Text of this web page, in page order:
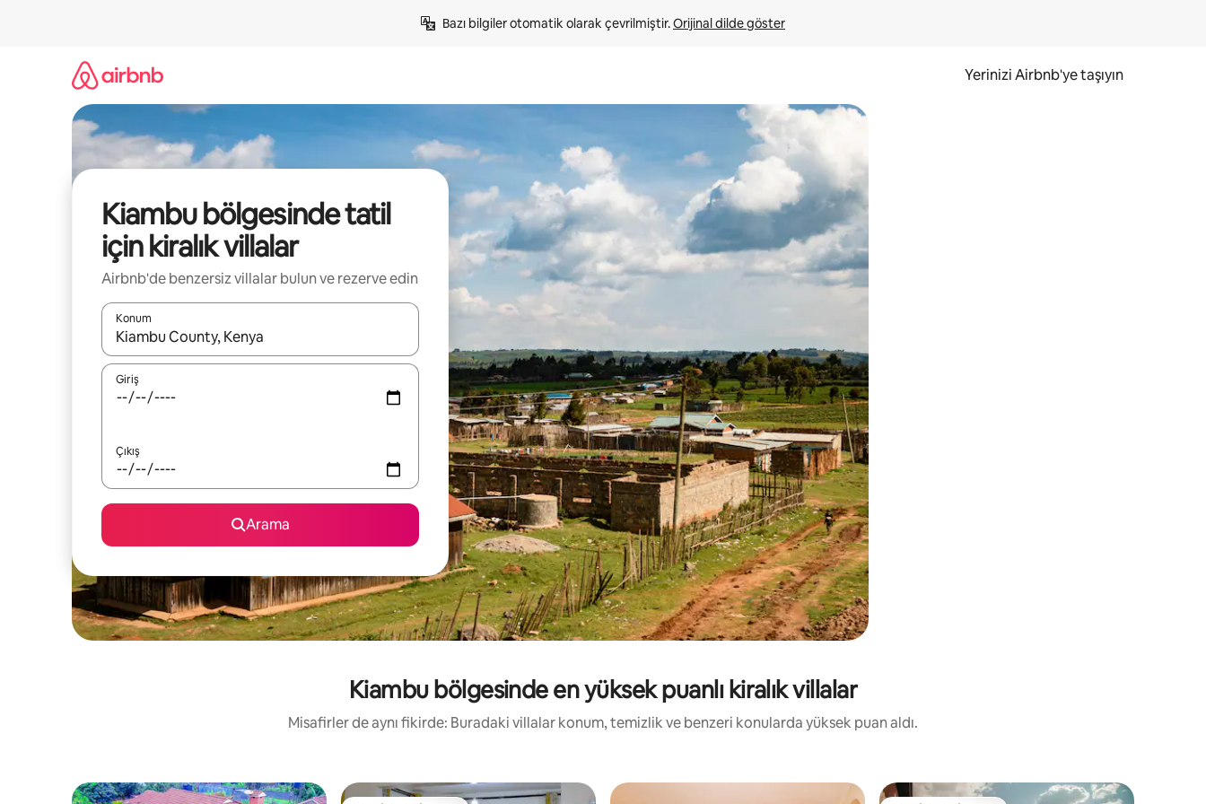
Bazı bilgiler otomatik olarak çevrilmiştir. Orijinal dilde göster
Yerinizi Airbnb'ye taşıyın
Kiambu bölgesinde tatil
için kiralık villalar
Airbnb'de benzersiz villalar bulun ve rezerve edin
Konum
Sonuçlar kullanılabilir olduğunda yukarı ve aşağı oklarıyla gezinin veya dokunarak ya da kaydırma hareketleriyle keşfedin.
Giriş
Çıkış
Arama
Kiambu bölgesinde en yüksek puanlı kiralık villalar
Misafirler de aynı fikirde: Buradaki villalar konum, temizlik ve benzeri konularda yüksek puan aldı.